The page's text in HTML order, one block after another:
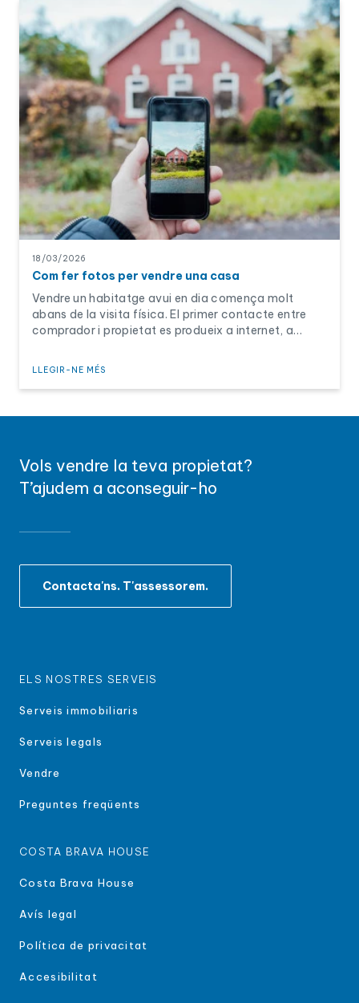
18/03/2026
Com fer fotos per vendre una casa
Vendre un habitatge avui en dia comença molt
abans de la visita física. El primer contacte entre
comprador i propietat es produeix a internet, a
LLEGIR-NE MÉS
Vols vendre la teva propietat?
T’ajudem a aconseguir-ho
Contacta'ns. T'assessorem.
ELS NOSTRES SERVEIS
Serveis immobiliaris
Serveis legals
Vendre
Preguntes freqüents
COSTA BRAVA HOUSE
Costa Brava House
Avís legal
Política de privacitat
Accesibilitat